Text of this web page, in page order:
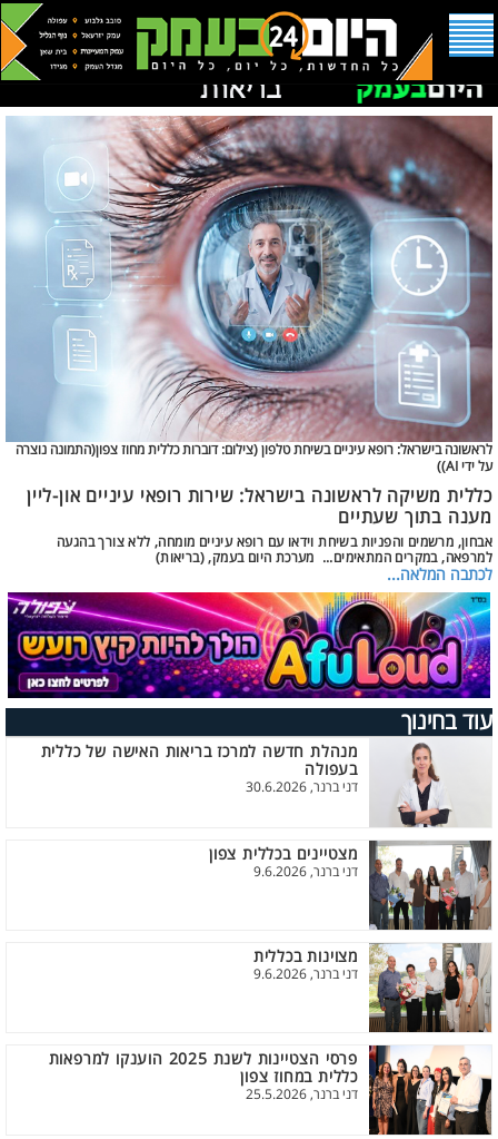
לראשונה בישראל: רופא עיניים בשיחת טלפון (צילום: דוברות כללית מחוז צפון(התמונה נוצרה
על ידי AI))
כללית משיקה לראשונה בישראל: שירות רופאי עיניים און-ליין
מענה בתוך שעתיים
אבחון, מרשמים והפניות בשיחת וידאו עם רופא עיניים מומחה, ללא צורך בהגעה
למרפאה, במקרים המתאימים... מערכת היום בעמק, (בריאות)
לכתבה המלאה...
עוד בחינוך
מנהלת חדשה למרכז בריאות האישה של כללית
בעפולה
דני ברנר, 30.6.2026
מצטיינים בכללית צפון
דני ברנר, 9.6.2026
מצוינות בכללית
דני ברנר, 9.6.2026
פרסי הצטיינות לשנת 2025 הוענקו למרפאות
כללית במחוז צפון
דני ברנר, 25.5.2026